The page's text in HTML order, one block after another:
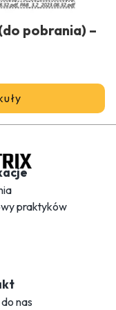
pobrania) –
praktyków
nas